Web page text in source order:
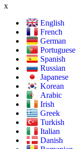
x
English
French
German
Portuguese
Spanish
Russian
Japanese
Korean
Arabic
Irish
Greek
Turkish
Italian
Danish